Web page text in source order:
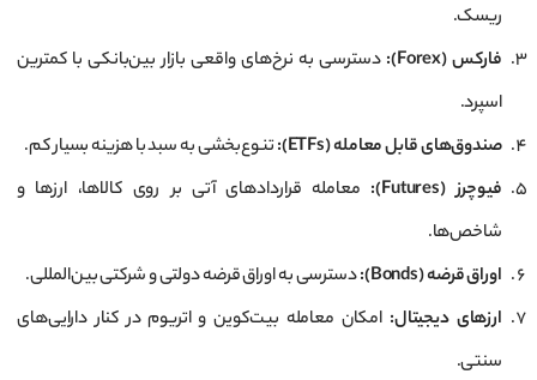
ریسک.
فارکس (Forex):
دسترسی به نرخ‌های واقعی بازار بین‌بانکی با کمترین
اسپرد.
صندوق‌های قابل معامله (ETFs):
تنوع‌بخشی به سبد با هزینه بسیار کم.
فیوچرز (Futures):
معامله قراردادهای آتی بر روی کالاها، ارزها و
شاخص‌ها.
اوراق قرضه (Bonds):
دسترسی به اوراق قرضه دولتی و شرکتی بین‌المللی.
ارزهای دیجیتال: امکان معامله بیت‌کوین و اتریوم در کنار دارایی‌های
سنتی.